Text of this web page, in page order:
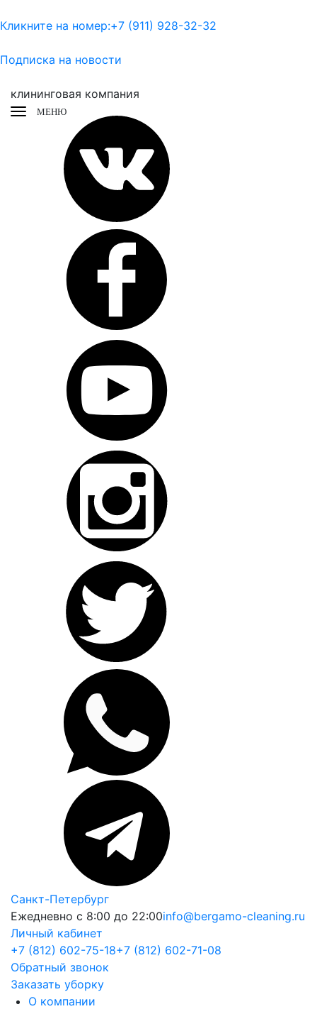
Кликните на номер:+7 (911) 928-32-32
Подписка на новости
клининговая компания
МЕНЮ
Санкт-Петербург
Ежедневно с 8:00 до 22:00info@bergamo-cleaning.ru
Личный кабинет
+7 (812) 602-75-18+7 (812) 602-71-08
Обратный звонок
Заказать уборку
О компании